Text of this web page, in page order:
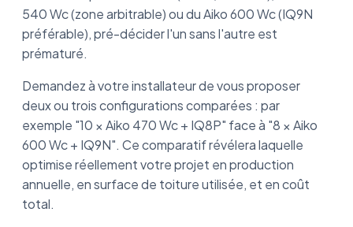
540 Wc (zone arbitrable) ou du Aiko 600 Wc (IQ9N
préférable), pré-décider l'un sans l'autre est
prématuré.
Demandez à votre installateur de vous proposer
deux ou trois configurations comparées : par
exemple "10 × Aiko 470 Wc + IQ8P" face à "8 × Aiko
600 Wc + IQ9N". Ce comparatif révélera laquelle
optimise réellement votre projet en production
annuelle, en surface de toiture utilisée, et en coût
total.